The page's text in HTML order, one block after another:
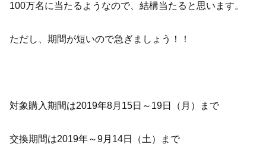
100万名に当たるようなので、結構当たると思います。
ただし、期間が短いので急ぎましょう！！
対象購入期間は2019年8月15日～19日（月）まで
交換期間は2019年～9月14日（土）まで